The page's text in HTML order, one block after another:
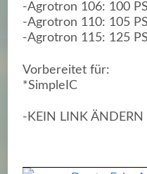
-Agrotron 106: 100 PS
-Agrotron 110: 105 PS
-Agrotron 115: 125 PS
Vorbereitet für:
*SimpleIC
-KEIN LINK ÄNDERN